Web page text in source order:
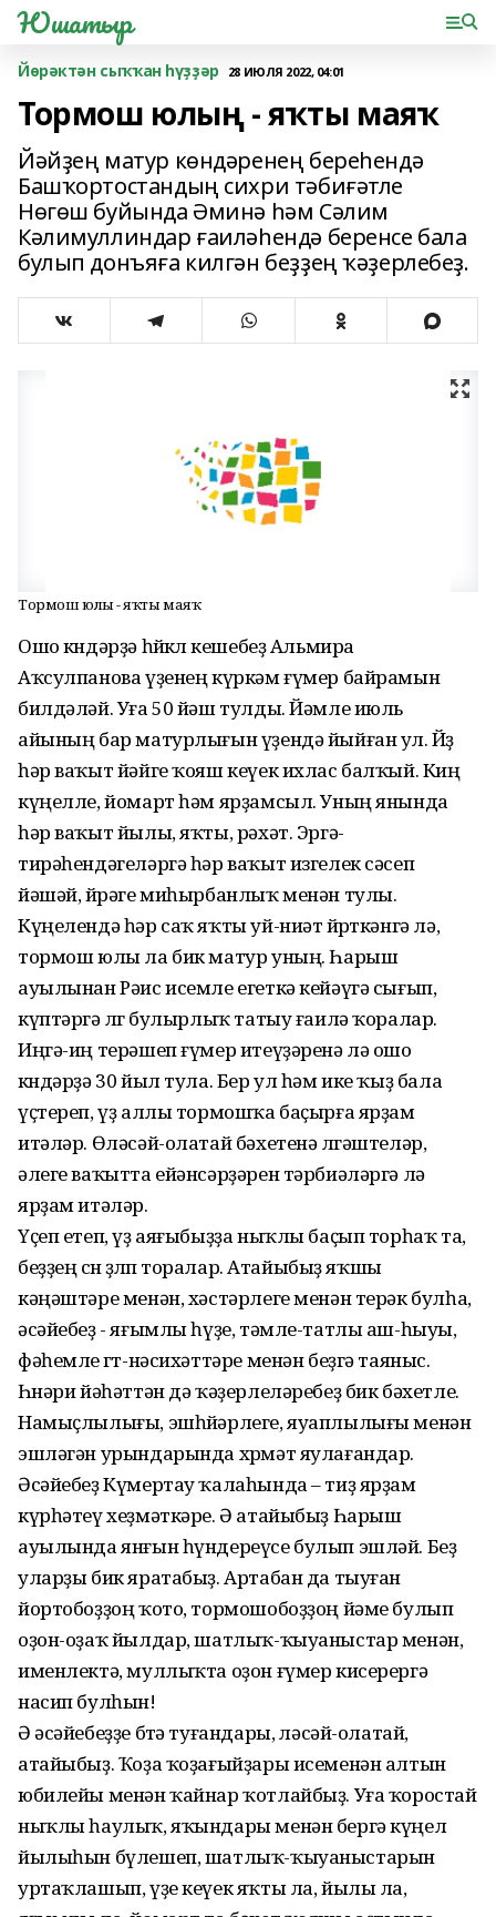
Юшатыр
Йөрәктән сыҡҡан һүҙҙәр 28 ИЮЛЯ 2022, 04:01
Тормош юлың - яҡты маяҡ
Йәйҙең матур көндәренең береһендә
Башҡортостандың сихри тәбиғәтле
Нөгөш буйында Әминә һәм Сәлим
Кәлимуллиндар ғаиләһендә беренсе бала
булып донъяға килгән беҙҙең ҡәҙерлебеҙ.
Тормош юлың - яҡты маяҡ
Ошо көндәрҙә һөйөклө кешебеҙ Альмира
Аҡсулпанова үҙенең күркәм ғүмер байрамын
билдәләй. Уға 50 йәш тулды. Йәмле июль
айының бар матурлығын үҙендә йыйған ул. Йөҙө
һәр ваҡыт йәйге ҡояш кеүек ихлас балҡый. Киң
күңелле, йомарт һәм ярҙамсыл. Уның янында
һәр ваҡыт йылы, яҡты, рәхәт. Эргә-
тирәһендәгеләргә һәр ваҡыт изгелек сәсеп
йәшәй, йөрәге миһырбанлыҡ менән тулы.
Күңелендә һәр саҡ яҡты уй-ниәт йөрөткәнгә лә,
тормош юлы ла бик матур уның. Һарыш
ауылынан Рәис исемле егеткә кейәүгә сығып,
күптәргә өлгө булырлыҡ татыу ғаилә ҡоралар.
Иңгә-иң терәшеп ғүмер итеүҙәренә лә ошо
көндәрҙә 30 йыл тула. Бер ул һәм ике ҡыҙ бала
үҫтереп, үҙ аллы тормошҡа баҫырға ярҙам
итәләр. Өләсәй-олатай бәхетенә өлгәштеләр,
әлеге ваҡытта ейәнсәрҙәрен тәрбиәләргә лә
ярҙам итәләр.
Үҫеп етеп, үҙ аяғыбыҙҙа ныҡлы баҫып торһаҡ та,
беҙҙең өсөн өҙөлөп торалар. Атайыбыҙ яҡшы
кәңәштәре менән, хәстәрлеге менән терәк булһа,
әсәйебеҙ - яғымлы һүҙе, тәмле-татлы аш-һыуы,
фәһемле өгөт-нәсихәттәре менән беҙгә таяныс.
Һөнәри йәһәттән дә ҡәҙерлеләребеҙ бик бәхетле.
Намыҫлылығы, эшһөйәрлеге, яуаплылығы менән
эшләгән урындарында хөрмәт яулағандар.
Әсәйебеҙ Күмертау ҡалаһында – тиҙ ярҙам
күрһәтеү хеҙмәткәре. Ә атайыбыҙ Һарыш
ауылында янғын һүндереүсе булып эшләй. Беҙ
уларҙы бик яратабыҙ. Артабан да тыуған
йортобоҙҙоң ҡото, тормошобоҙҙоң йәме булып
оҙон-оҙаҡ йылдар, шатлыҡ-ҡыуаныстар менән,
именлектә, муллыҡта оҙон ғүмер кисерергә
насип булһын!
Ә әсәйебеҙҙе бөтә туғандары, өләсәй-олатай,
атайыбыҙ. Ҡоҙа ҡоҙағыйҙары исеменән алтын
юбилейы менән ҡайнар ҡотлайбыҙ. Уға ҡоростай
ныҡлы һаулыҡ, яҡындары менән бергә күңел
йылыһын бүлешеп, шатлыҡ-ҡыуаныстарын
уртаҡлашып, үҙе кеүек яҡты ла, йылы ла,